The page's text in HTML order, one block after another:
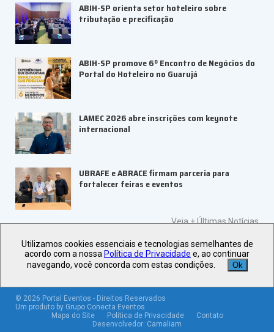
ABIH-SP orienta setor hoteleiro sobre
tributação e precificação
ABIH-SP promove 6º Encontro de Negócios do
Portal do Hoteleiro no Guarujá
LAMEC 2026 abre inscrições com keynote
internacional
UBRAFE e ABRACE firmam parceria para
fortalecer feiras e eventos
Veja +Últimas Notícias
© 2026 Portal Eventos - Direitos Reservados
Um produto by Grupo Conecta Eventos
Mapa do Site
Política de Privacidade
Contato
Desenvolvedor: Camaliam
Utilizamos cookies essenciais e tecnologias semelhantes de
acordo com a nossa Política de Privacidade e, ao continuar
navegando, você concorda com estas condições.
Ok